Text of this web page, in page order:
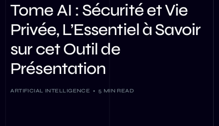
Tome AI : Sécurité et Vie
Privée, L’Essentiel à Savoir
sur cet Outil de
Présentation
ARTIFICIAL INTELLIGENCE 5 MIN READ